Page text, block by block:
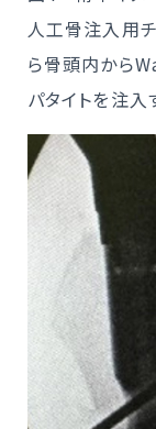
人工骨注入用
ら骨頭内から
パタイトを注入